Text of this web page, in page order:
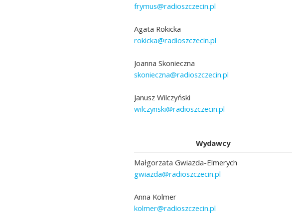
frymus@radioszczecin.pl
Agata Rokicka
rokicka@radioszczecin.pl
Joanna Skonieczna
skonieczna@radioszczecin.pl
Janusz Wilczyński
wilczynski@radioszczecin.pl
Wydawcy
Małgorzata Gwiazda-Elmerych
gwiazda@radioszczecin.pl
Anna Kolmer
kolmer@radioszczecin.pl